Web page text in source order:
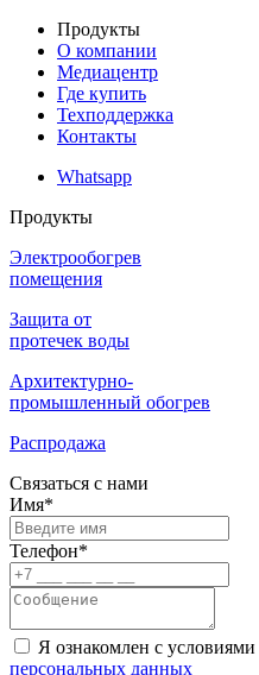
Продукты
О компании
Медиацентр
Где купить
Техподдержка
Контакты
Whatsapp
Продукты
Электрообогрев
помещения
Защита от
протечек воды
Архитектурно-
промышленный обогрев
Распродажа
Связаться с нами
Имя*
Телефон*
Я ознакомлен с условиями
персональных данных